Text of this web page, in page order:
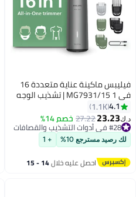
فيليبس ماكينة عناية متعددة 16
في 1 MG7931/15 | تشذيب الوجه
والشعر والجسم | مشط دقيق فاخر
وأداة للجسم | 120 دقيقة لاسلكيًا |
مقاومة للماء | شحن USB-A | حقيبة
4.1
1.1K
د.ك‏23.23
27.22خصم 14%
#28 في أدوات التشذيب والقصافات
#28 في أدوات التشذيب والقصافات
لك رصيد مسترجع 10% + 1
احصل عليه خلال 14 - 15